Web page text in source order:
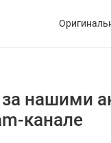
за нашими
канале